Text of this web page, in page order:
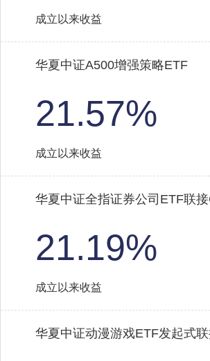
成立以来收益
华夏中证A500增强策略ETF
21.57%
成立以来收益
华夏中证全指证券公司ETF联
21.19%
成立以来收益
华夏中证动漫游戏ETF发起式